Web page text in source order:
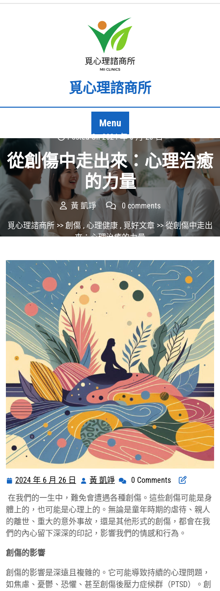
Skip
覓心理諮商所
Menu
Posted On 2024 年 6 月 26 日
從創傷中走出來：心理治癒
的力量
黃 凱竫 0 comments
覓心理諮商所 >> 創傷 , 心理健康 , 覓好文章 >> 從創傷中走出
來：心理治癒的力量
2024 年 6 月 26 日
2024
年
6
月
26
日
黃 凱竫 黃
凱
竫
0 Comments
在我們的一生中，難免會遭遇各種創傷。這些創傷可能是身
體上的，也可能是心理上的。無論是童年時期的虐待、親人
的離世、重大的意外事故，還是其他形式的創傷，都會在我
們的內心留下深深的印記，影響我們的情感和行為。
創傷的影響
創傷的影響是深遠且複雜的。它可能導致持續的心理問題，
如焦慮、憂鬱、恐懼、甚至創傷後壓力症候群（PTSD）。創